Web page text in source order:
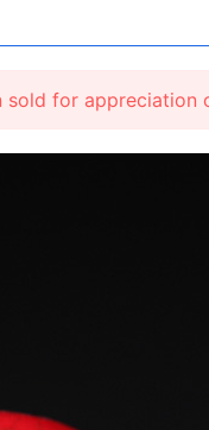
sold for appreciation